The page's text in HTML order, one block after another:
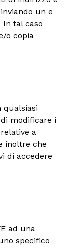
un e
In tal caso
o copia
qualsiasi
modificare i
a
inoltre che
di accedere
ad una
specifico